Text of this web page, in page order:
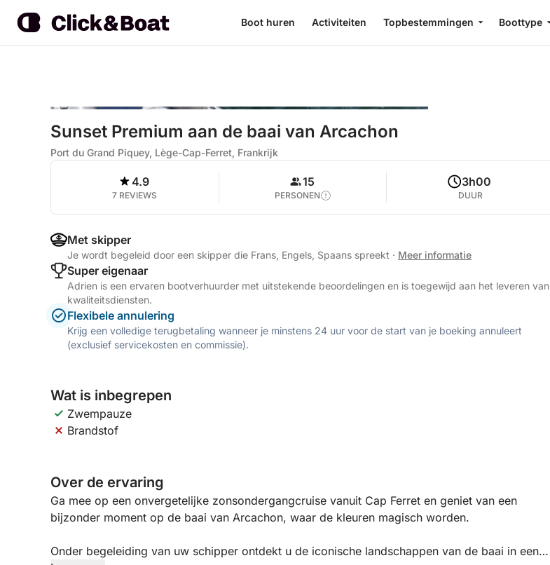
Boot huren Activiteiten Topbestemmingen Boottype
Sunset Premium aan de baai van Arcachon
Port du Grand Piquey, Lège-Cap-Ferret, Frankrijk
4.9
7 REVIEWS
15
PERSONEN
3h00
DUUR
Met skipper
Je wordt begeleid door een skipper die Frans, Engels, Spaans spreekt · Meer informatie
Super eigenaar
Adrien is een ervaren bootverhuurder met uitstekende beoordelingen en is toegewijd aan het leveren van
kwaliteitsdiensten.
Flexibele annulering
Krijg een volledige terugbetaling wanneer je minstens 24 uur voor de start van je boeking annuleert
(exclusief servicekosten en commissie).
Wat is inbegrepen
Zwempauze
Brandstof
Over de ervaring
Ga mee op een onvergetelijke zonsondergangcruise vanuit Cap Ferret en geniet van een
bijzonder moment op de baai van Arcachon, waar de kleuren magisch worden.
Onder begeleiding van uw schipper ontdekt u de iconische landschappen van de baai in een